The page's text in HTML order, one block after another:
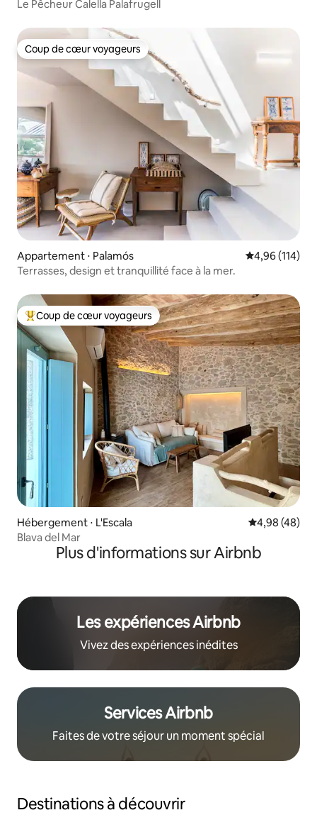
Le Pêcheur Calella Palafrugell
Coup de cœur voyageurs
Coup de cœur voyageurs
Appartement ⋅ Palamós Évaluation
4,96 (114)
Terrasses, design et tranquillité face à la mer.
Coups de cœur voyageurs les plus appréciés
Coup de cœur voyageurs
Hébergement ⋅ L'Escala Évaluation
4,98 (48)
Blava del Mar
Plus d'informations sur Airbnb
Les expériences Airbnb
Vivez des expériences inédites
Services Airbnb
Faites de votre séjour un moment spécial
Destinations à découvrir